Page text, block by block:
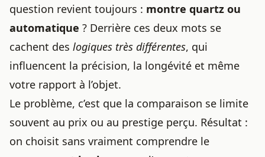
question revient toujours : montre quartz ou
automatique ? Derrière ces deux mots se
cachent des logiques très différentes, qui
influencent la précision, la longévité et même
votre rapport à l’objet.
Le problème, c’est que la comparaison se limite
souvent au prix ou au prestige perçu. Résultat :
on choisit sans vraiment comprendre le